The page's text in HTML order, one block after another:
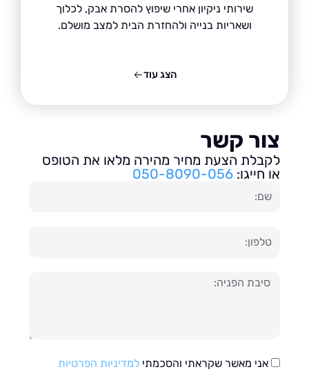
שירותי ניקיון אחרי שיפוץ להסרת אבק, לכלוך
ושאריות בנייה ולהחזרת הבית למצב מושלם.
קשר
הצעת מחיר מהירה מלאו את הטופס
חייגו:050-8090-056
אני מאשר שקראתי והסכמתילמדיניות הפרטיות